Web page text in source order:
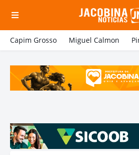
Capim Grosso Miguel Calmon